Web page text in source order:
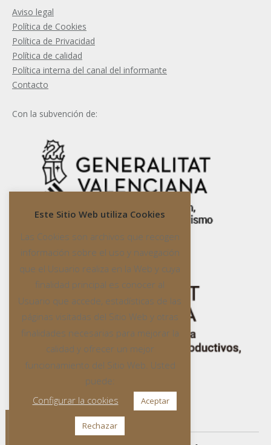
Aviso legal
Política de Cookies
Política de Privacidad
Política de calidad
Política interna del canal del informante
Contacto
Con la subvención de:
Este Sitio Web utiliza Cookies
Las Cookies son archivos que recogen
información sobre el uso y navegación
que el Usuario realiza en la Web y cuya
finalidad principal es conocer al
Usuario que accede, estadísticas de las
páginas visitadas del Sitio Web y otras
finalidades necesarias para mejorar la
calidad y ofrecer un mejor
funcionamiento del Sitio Web. Usted
puede:
Configurar la cookies
Aceptar
Rechazar